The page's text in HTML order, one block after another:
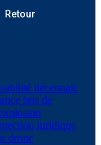
Retour
décennale
bris de
juridique
drone